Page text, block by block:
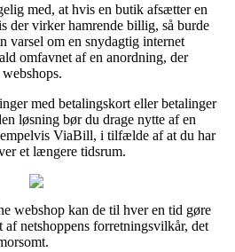
med, at hvis en butik afsætter en
der virker hamrende billig, så burde
om en snydagtig internet
omfavnet af en anordning, der
med betalingskort eller betalinger
løsning bør du drage nytte af en
ViaBill, i tilfælde af at du har
et længere tidsrum.
webshop kan de til hver en tid gøre
netshoppens forretningsvilkår, det